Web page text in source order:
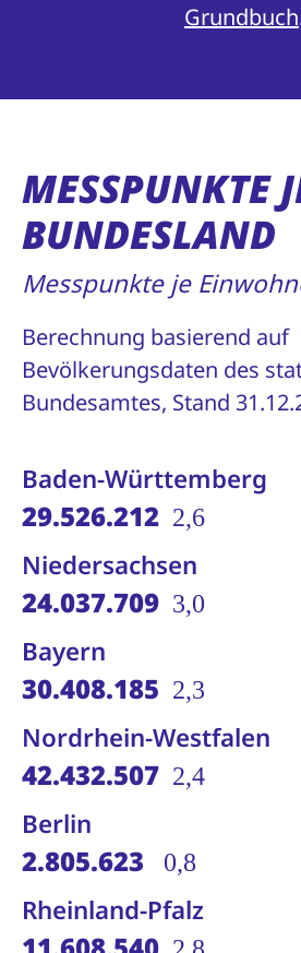
Grundbuch
MESSPUNKTE
BUNDESLAND
Messpunkte je
Berechnung basierend auf
Bevölkerungsdaten des
Bundesamtes, Stand
Baden-Württemberg
29.526.212 2,6
Niedersachsen
24.037.709 3,0
Bayern
30.408.185 2,3
Nordrhein-Westfalen
42.432.507 2,4
Berlin
2.805.623 0,8
Rheinland-Pfalz